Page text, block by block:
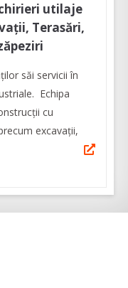
utilaje
Terasări,
săi servicii în
Echipa
cu
excavații,